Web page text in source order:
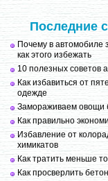
Последние
Почему в автомобиле
как этого избежать
10 полезных советов
Как избавиться от
одежде
Замораживаем овощи
Как правильно
Избавление от
химикатов
Как тратить меньше
Как просверлить бетон